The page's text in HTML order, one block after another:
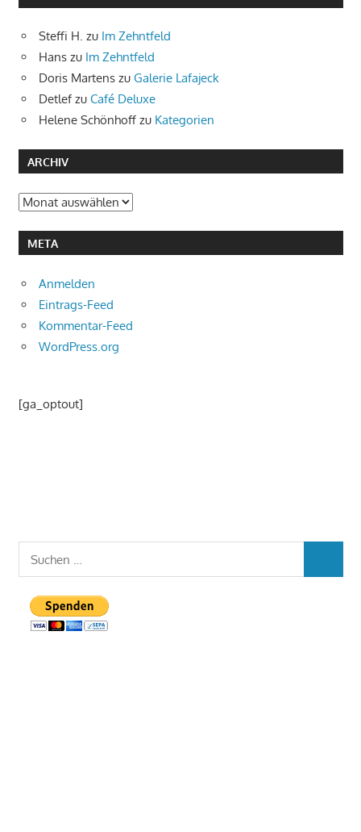
Steffi H. zu Im Zehntfeld
Hans zu Im Zehntfeld
Doris Martens zu Galerie Lafajeck
Detlefzu Café Deluxe
Helene Schönhoff zu Kategorien
ARCHIV
Archiv
META
Anmelden
Eintrags-Feed
Kommentar-Feed
WordPress.org
[ga_optout]